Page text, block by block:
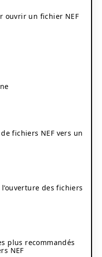
ouvrir un fichier NEF
fichiers NEF vers un
des fichiers
plus recommandés
NEF